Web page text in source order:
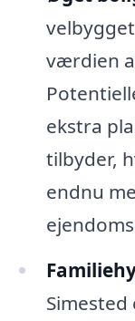
værdien
ekstra
tilbyder,
endnu